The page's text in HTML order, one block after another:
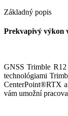
Základný popis
Prekvapivý výkon
GNSS Trimble
technológiami
CenterPoint®RTX a
vám umožní